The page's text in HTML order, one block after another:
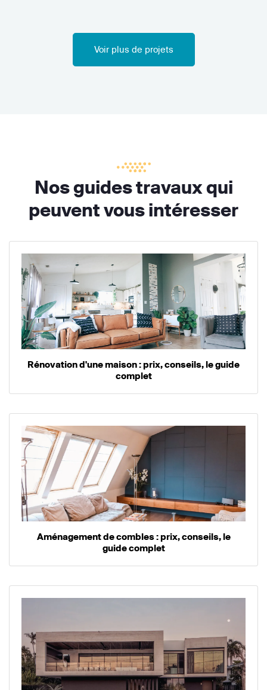
Voir plus de projets
Nos guides travaux qui
peuvent vous intéresser
Rénovation d'une maison : prix, conseils, le guide
complet
Aménagement de combles : prix, conseils, le
guide complet